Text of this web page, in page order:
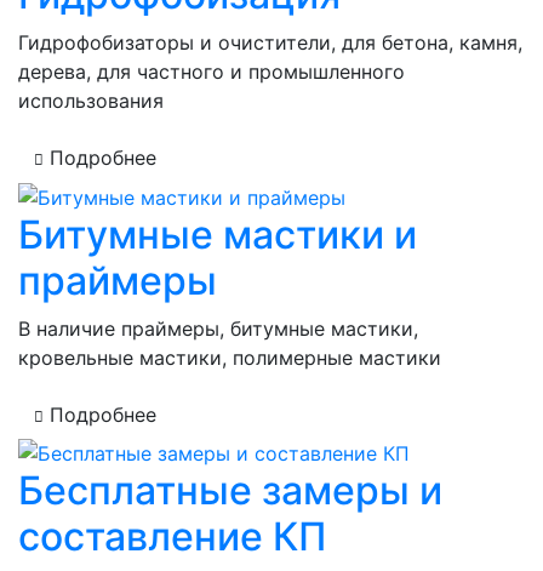
Гидрофобизаторы и очистители, для бетона, камня,
дерева, для частного и промышленного
использования
Подробнее
Битумные мастики и
праймеры
В наличие праймеры, битумные мастики,
кровельные мастики, полимерные мастики
Подробнее
Бесплатные замеры и
составление КП